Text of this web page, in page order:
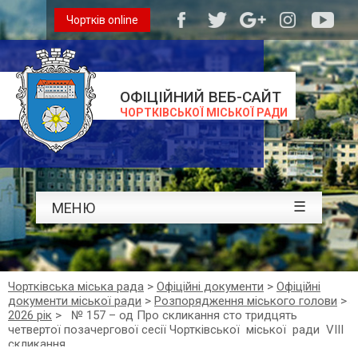
ОФІЦІЙНИЙ ВЕБ-САЙТ
ЧОРТКІВСЬКОЇ МІСЬКОЇ РАДИ
Чортків online
МЕНЮ ☰
Чортківська міська рада > Офіційні документи > Офіційні
документи міської ради > Розпорядження міського голови >
2026 рік >
№ 157 – од Про скликання сто тридцять
четвертої позачергової сесії Чортківської міської ради VІІІ
скликання